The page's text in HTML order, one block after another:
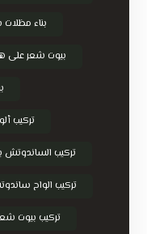
بناء مظلات
بيوت شعر على
تركيب
تركيب الساندوتش
تركيب الواح
تركيب بيوت